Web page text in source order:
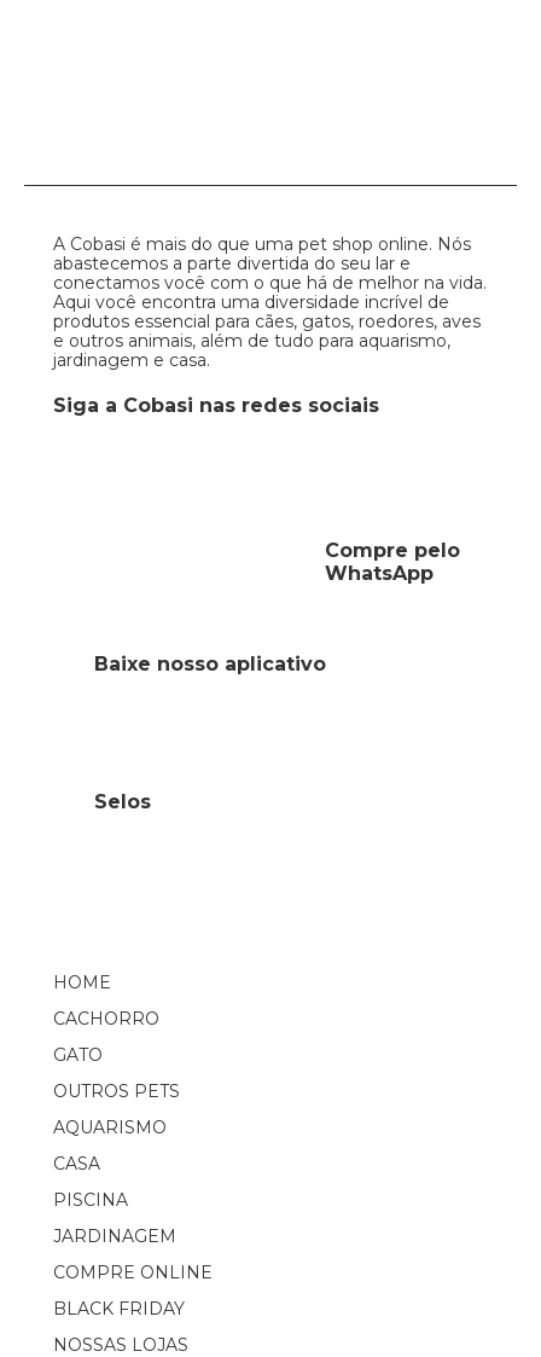
A Cobasi é mais do que uma pet shop online. Nós
abastecemos a parte divertida do seu lar e
conectamos você com o que há de melhor na vida.
Aqui você encontra uma diversidade incrível de
produtos essencial para cães, gatos, roedores, aves
e outros animais, além de tudo para aquarismo,
jardinagem e casa.
Siga a Cobasi nas redes sociais
Compre pelo
WhatsApp
HOME
CACHORRO
GATO
OUTROS PETS
AQUARISMO
CASA
PISCINA
JARDINAGEM
COMPRE ONLINE
BLACK FRIDAY
NOSSAS LOJAS
Baixe nosso aplicativo
Selos